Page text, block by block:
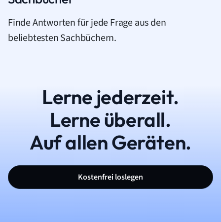
Finde Antworten für jede Frage aus den
beliebtesten Sachbüchern.
Lerne jederzeit.
Lerne überall.
Auf allen Geräten.
Kostenfrei loslegen